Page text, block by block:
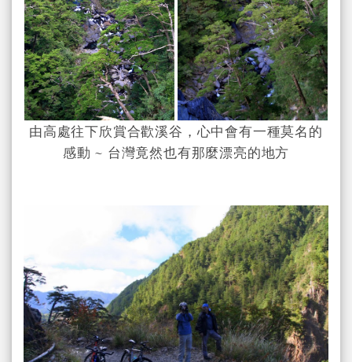
由高處往下欣賞合歡溪谷，心中會有一種莫名的
感動 ~ 台灣竟然也有那麼漂亮的地方